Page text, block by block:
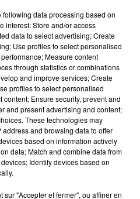
y'a la pookie dans l'sas
dans l'sas
gCLncJc8WC
�:?�a??�~?È
17 février 2019
y'a la pookie dans l'sas
dans l'sas
h2mJbvDPBV
following data processing based on
interest: Store and/or access
data to select advertising; Create
Use profiles to select personalised
Measure content
through statistics or combinations
and improve services; Create
profiles to select personalised
Ensure security, prevent and
and present advertising and content;
These technologies may
and browsing data to offer
based on information actively
data; Match and combine data from
Identify devices based on
"Accepter et fermer", ou affiner en